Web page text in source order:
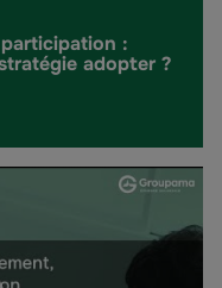
:
adopter ?